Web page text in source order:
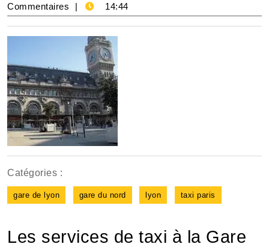
août
2025
Commentaires
14:44
Catégories :
gare de lyon gare du nord lyon taxi paris
Les services de taxi à la Gare